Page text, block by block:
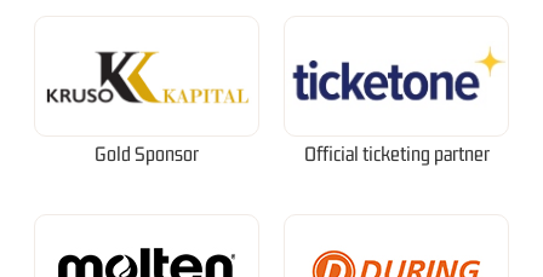
Gold Sponsor Official ticketing partner